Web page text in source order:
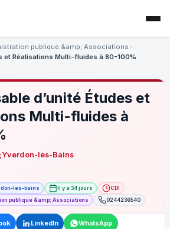
publique &amp; Associations
et Réalisations Multi-fluides à 80-100%
d’unité Études et
Multi-fluides à
les-Bains
les-bains Il y a 34 jours
CDI
publique &amp; Associations
0244236540
LinkedIn WhatsApp